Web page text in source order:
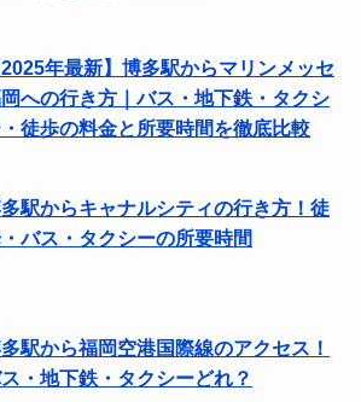
2025年最新】博多駅からマリンメッセ
への行き方｜バス・地下鉄・タクシ
徒歩の料金と所要時間を徹底比較
駅からキャナルシティの行き方！徒
バス・タクシーの所要時間
駅から福岡空港国際線のアクセス！
・地下鉄・タクシーどれ？